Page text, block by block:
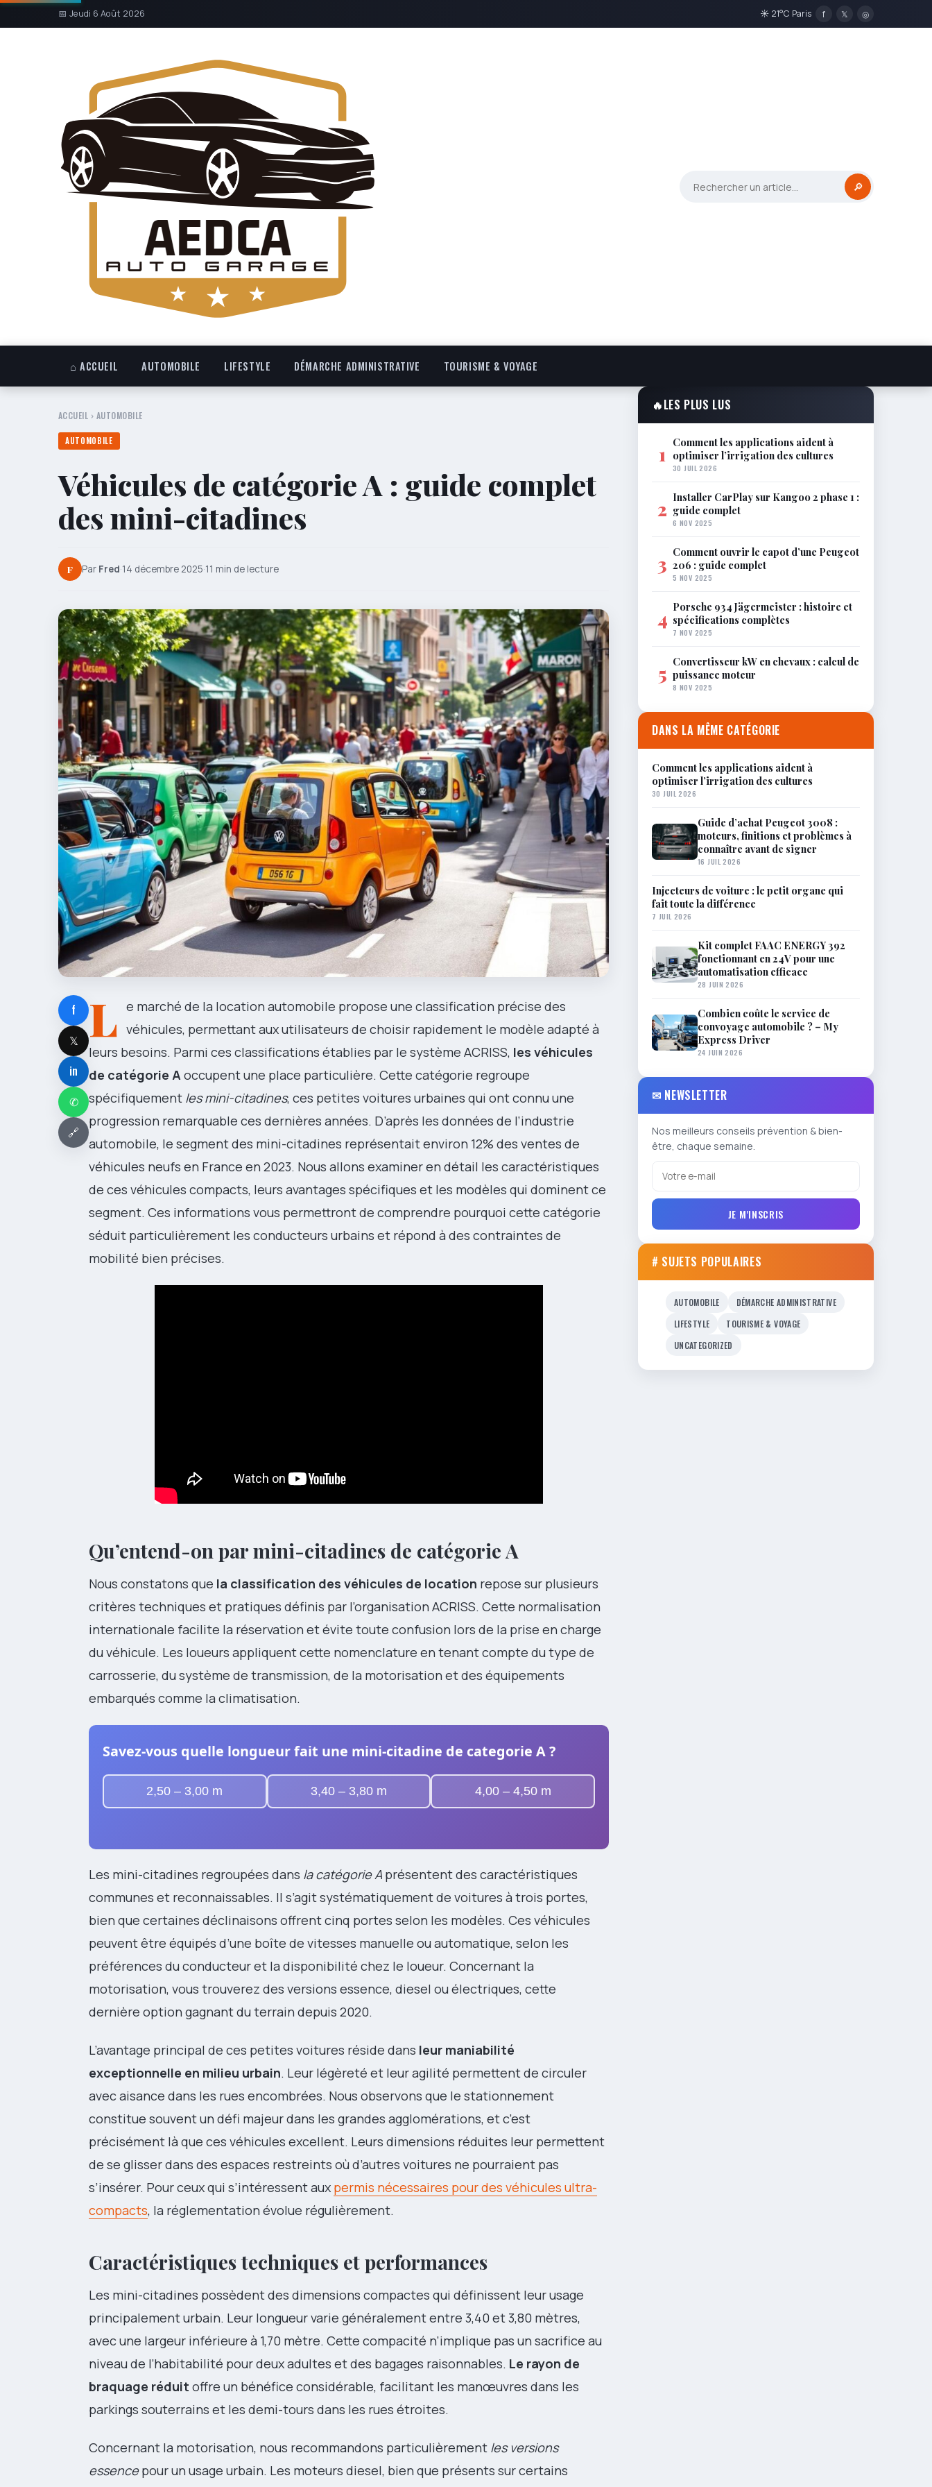
📅 Jeudi 6 Août 2026 ☀ 21°C Paris f 𝕏 ◎
🔎
⌂ ACCUEIL AUTOMOBILE LIFESTYLE DÉMARCHE ADMINISTRATIVE TOURISME & VOYAGE
ACCUEIL › AUTOMOBILE
AUTOMOBILE
Véhicules de catégorie A : guide complet
des mini-citadines
F Par Fred·14 décembre 2025·11 min de lecture
f
𝕏
in
✆
🔗
L e marché de la location automobile propose une classification précise des
véhicules, permettant aux utilisateurs de choisir rapidement le modèle adapté à
leurs besoins. Parmi ces classifications établies par le système ACRISS, les véhicules
de catégorie A occupent une place particulière. Cette catégorie regroupe
spécifiquement les mini-citadines, ces petites voitures urbaines qui ont connu une
progression remarquable ces dernières années. D’après les données de l’industrie
automobile, le segment des mini-citadines représentait environ 12% des ventes de
véhicules neufs en France en 2023. Nous allons examiner en détail les caractéristiques
de ces véhicules compacts, leurs avantages spécifiques et les modèles qui dominent ce
segment. Ces informations vous permettront de comprendre pourquoi cette catégorie
séduit particulièrement les conducteurs urbains et répond à des contraintes de
mobilité bien précises.
Qu’entend-on par mini-citadines de catégorie A
Nous constatons que la classification des véhicules de location repose sur plusieurs
critères techniques et pratiques définis par l’organisation ACRISS. Cette normalisation
internationale facilite la réservation et évite toute confusion lors de la prise en charge
du véhicule. Les loueurs appliquent cette nomenclature en tenant compte du type de
carrosserie, du système de transmission, de la motorisation et des équipements
embarqués comme la climatisation.
Savez-vous quelle longueur fait une mini-citadine de categorie A ?
2,50 – 3,00 m 3,40 – 3,80 m 4,00 – 4,50 m
Les mini-citadines regroupées dans la catégorie A présentent des caractéristiques
communes et reconnaissables. Il s’agit systématiquement de voitures à trois portes,
bien que certaines déclinaisons offrent cinq portes selon les modèles. Ces véhicules
peuvent être équipés d’une boîte de vitesses manuelle ou automatique, selon les
préférences du conducteur et la disponibilité chez le loueur. Concernant la
motorisation, vous trouverez des versions essence, diesel ou électriques, cette
dernière option gagnant du terrain depuis 2020.
L’avantage principal de ces petites voitures réside dans leur maniabilité
exceptionnelle en milieu urbain. Leur légèreté et leur agilité permettent de circuler
avec aisance dans les rues encombrées. Nous observons que le stationnement
constitue souvent un défi majeur dans les grandes agglomérations, et c’est
précisément là que ces véhicules excellent. Leurs dimensions réduites leur permettent
de se glisser dans des espaces restreints où d’autres voitures ne pourraient pas
s’insérer. Pour ceux qui s’intéressent aux permis nécessaires pour des véhicules ultra-
compacts, la réglementation évolue régulièrement.
Caractéristiques techniques et performances
Les mini-citadines possèdent des dimensions compactes qui définissent leur usage
principalement urbain. Leur longueur varie généralement entre 3,40 et 3,80 mètres,
avec une largeur inférieure à 1,70 mètre. Cette compacité n’implique pas un sacrifice au
niveau de l’habitabilité pour deux adultes et des bagages raisonnables. Le rayon de
braquage réduit offre un bénéfice considérable, facilitant les manœuvres dans les
parkings souterrains et les demi-tours dans les rues étroites.
Concernant la motorisation, nous recommandons particulièrement les versions
essencepour un usage urbain. Les moteurs diesel, bien que présents sur certains
🔥LES PLUS LUS
1 Comment les applications aident à
optimiser l’irrigation des cultures
30 JUIL 2026
2 Installer CarPlay sur Kangoo 2 phase 1 :
guide complet
6 NOV 2025
3 Comment ouvrir le capot d’une Peugeot
206 : guide complet
5 NOV 2025
4 Porsche 934 Jägermeister : histoire et
spécifications complètes
7 NOV 2025
5 Convertisseur kW en chevaux : calcul de
puissance moteur
8 NOV 2025
DANS LA MÊME CATÉGORIE
Comment les applications aident à
optimiser l’irrigation des cultures
30 JUIL 2026
Guide d’achat Peugeot 3008 :
moteurs, finitions et problèmes à
connaître avant de signer
16 JUIL 2026
Injecteurs de voiture : le petit organe qui
fait toute la différence
7 JUIL 2026
Kit complet FAAC ENERGY 392
fonctionnant en 24V pour une
automatisation efficace
28 JUIN 2026
Combien coûte le service de
convoyage automobile ? – My
Express Driver
24 JUIN 2026
✉ NEWSLETTER
Nos meilleurs conseils prévention & bien-
être, chaque semaine.
JE M'INSCRIS
# SUJETS POPULAIRES
AUTOMOBILE
DÉMARCHE ADMINISTRATIVE
LIFESTYLE
TOURISME & VOYAGE
UNCATEGORIZED